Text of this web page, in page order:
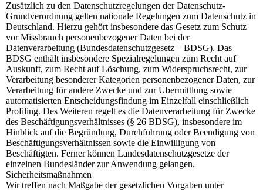
Zusätzlich zu den Datenschutzregelungen der Datenschutz-
Grundverordnung gelten nationale Regelungen zum Datenschutz in
Deutschland. Hierzu gehört insbesondere das Gesetz zum Schutz
vor Missbrauch personenbezogener Daten bei der
Datenverarbeitung (Bundesdatenschutzgesetz – BDSG). Das
BDSG enthält insbesondere Spezialregelungen zum Recht auf
Auskunft, zum Recht auf Löschung, zum Widerspruchsrecht, zur
Verarbeitung besonderer Kategorien personenbezogener Daten, zur
Verarbeitung für andere Zwecke und zur Übermittlung sowie
automatisierten Entscheidungsfindung im Einzelfall einschließlich
Profiling. Des Weiteren regelt es die Datenverarbeitung für Zwecke
des Beschäftigungsverhältnisses (§ 26 BDSG), insbesondere im
Hinblick auf die Begründung, Durchführung oder Beendigung von
Beschäftigungsverhältnissen sowie die Einwilligung von
Beschäftigten. Ferner können Landesdatenschutzgesetze der
einzelnen Bundesländer zur Anwendung gelangen.
Sicherheitsmaßnahmen
Wir treffen nach Maßgabe der gesetzlichen Vorgaben unter